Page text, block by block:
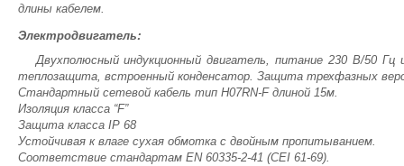
длины кабелем.
Электродвигатель:
Двухполюсный индукционный двигатель, питание 230 В/50
теплозащита, встроенный конденсатор. Защита трехфазных
Стандартный сетевой кабель тип H07RN-F длиной 15м.
Изоляция класса “F”
Защита класса IP 68
Устойчивая к влаге сухая обмотка с двойным пропитыванием.
Соответствие стандартам EN 60335-2-41 (CEI 61-69).